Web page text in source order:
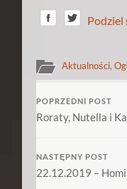
Podziel
Aktualności,
POPRZEDNI POST
Roraty, Nutella i
NASTĘPNY POST
22.12.2019 –